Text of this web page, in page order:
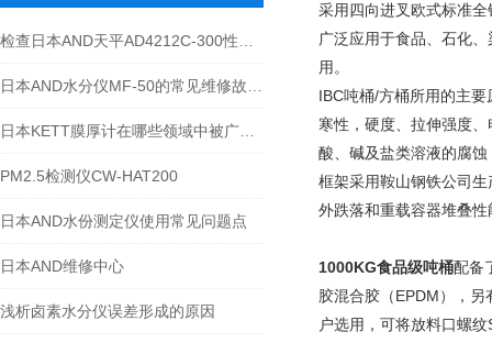
PM2.5检测仪CW-HAT200
日本AND水份测定仪使用常见问题点
日本AND维修中心
浅析卤素水分仪误差形成的原因
采用四向进叉欧式标准
广泛应用于食品、石化
用。
IBC吨桶/方桶所用的主
寒性，硬度、拉伸强度
酸、碱及盐类溶液的腐
框架采用鞍山钢铁公司
外跌落和重载容器堆叠
1000KG食品级吨桶配备
胶混合胶（EPDM），
户选用，可将放料口螺